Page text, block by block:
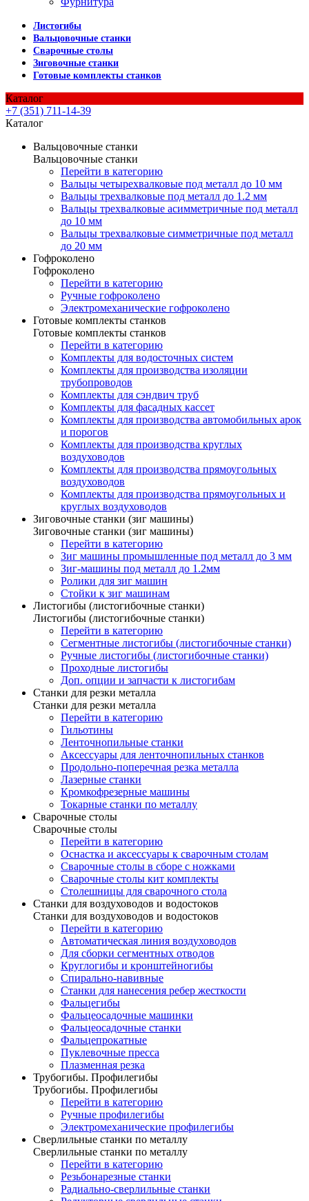
Листогибы
Вальцовочные станки
Сварочные столы
Зиговочные станки
Готовые комплекты станков
Каталог
+7 (351) 711-14-39
Каталог
Вальцовочные станки
Вальцовочные станки
Перейти в категорию
Вальцы четырехвалковые под металл до 10 мм
Вальцы трехвалковые под металл до 1.2 мм
Вальцы трехвалковые асимметричные под металл
до 10 мм
Вальцы трехвалковые симметричные под металл
до 20 мм
Гофроколено
Гофроколено
Перейти в категорию
Ручные гофроколено
Электромеханические гофроколено
Готовые комплекты станков
Готовые комплекты станков
Перейти в категорию
Комплекты для водосточных систем
Комплекты для производства изоляции
трубопроводов
Комплекты для сэндвич труб
Комплекты для фасадных кассет
Комплекты для производства автомобильных арок
и порогов
Комплекты для производства круглых
воздуховодов
Комплекты для производства прямоугольных
воздуховодов
Комплекты для производства прямоугольных и
круглых воздуховодов
Зиговочные станки (зиг машины)
Зиговочные станки (зиг машины)
Перейти в категорию
Зиг машины промышленные под металл до 3 мм
Зиг-машины под металл до 1.2мм
Ролики для зиг машин
Стойки к зиг машинам
Листогибы (листогибочные станки)
Листогибы (листогибочные станки)
Перейти в категорию
Сегментные листогибы (листогибочные станки)
Ручные листогибы (листогибочные станки)
Проходные листогибы
Доп. опции и запчасти к листогибам
Станки для резки металла
Станки для резки металла
Перейти в категорию
Гильотины
Ленточнопильные станки
Аксессуары для ленточнопильных станков
Продольно-поперечная резка металла
Лазерные станки
Кромкофрезерные машины
Токарные станки по металлу
Сварочные столы
Сварочные столы
Перейти в категорию
Оснастка и аксессуары к сварочным столам
Сварочные столы в сборе с ножками
Сварочные столы кит комплекты
Столешницы для сварочного стола
Станки для воздуховодов и водостоков
Станки для воздуховодов и водостоков
Перейти в категорию
Автоматическая линия воздуховодов
Для сборки сегментных отводов
Круглогибы и кронштейногибы
Спирально-навивные
Станки для нанесения ребер жесткости
Фальцегибы
Фальцеосадочные машинки
Фальцеосадочные станки
Фальцепрокатные
Пуклевочные пресса
Плазменная резка
Трубогибы. Профилегибы
Трубогибы. Профилегибы
Перейти в категорию
Ручные профилегибы
Электромеханические профилегибы
Сверлильные станки по металлу
Сверлильные станки по металлу
Перейти в категорию
Резьбонарезные станки
Радиально-сверлильные станки